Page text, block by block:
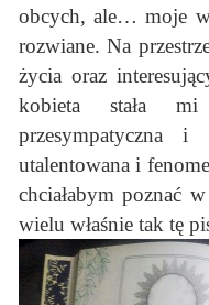
obcych, ale… moje
rozwiane. Na
życia oraz
kobieta stała
przesympatyczna i
utalentowana i
chciałabym poznać
wielu właśnie tak tę